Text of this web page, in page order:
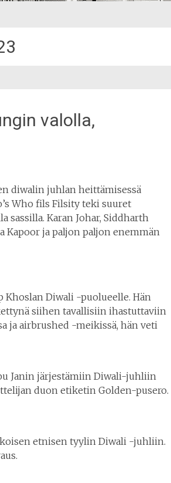
valolla,
diwalin juhlan heittämisessä
Who fils Filsity teki suuret
Karan Johar, Siddharth
Kapoor ja paljon paljon enemmän
Khoslan Diwali -puolueelle. Hän
siihen tavallisiin ihastuttaviin
ja airbrushed -meikissä, hän veti
Janin järjestämiin Diwali-juhliin
duon etiketin Golden-pusero.
etnisen tyylin Diwali -juhliin.